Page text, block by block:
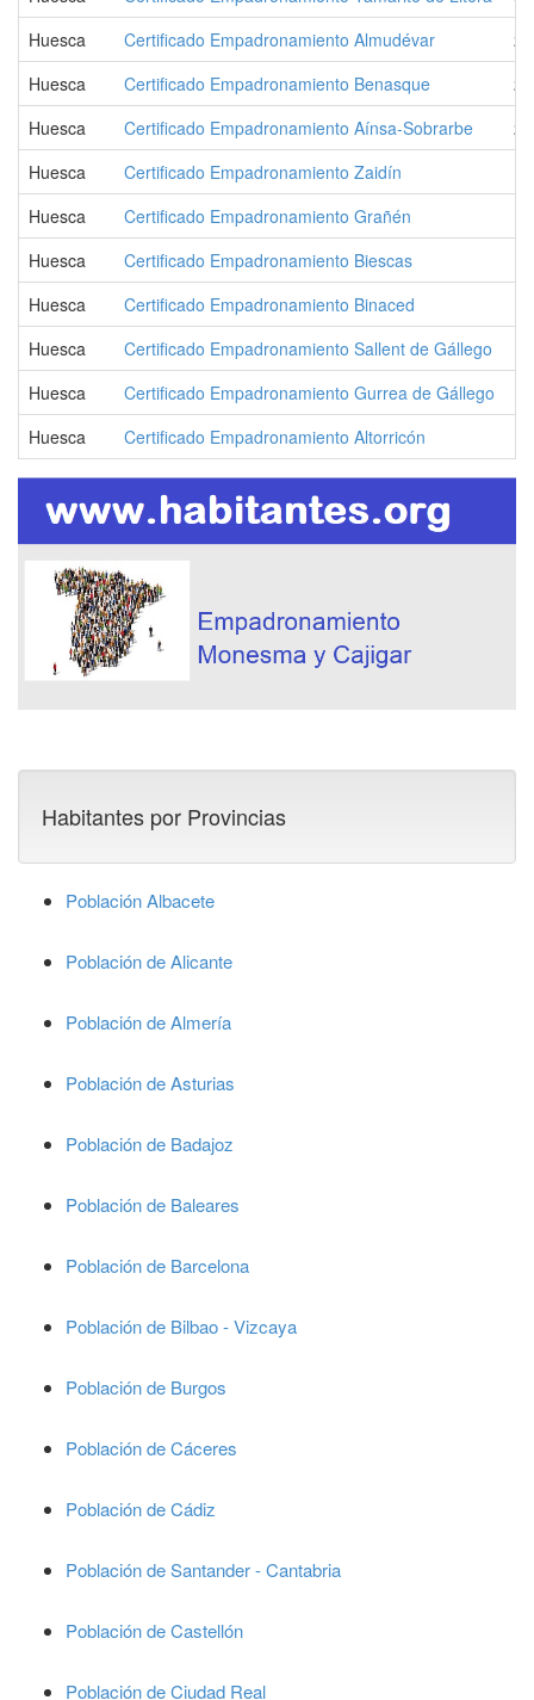
Huesca
Certificado Empadronamiento Almudévar
Huesca
Certificado Empadronamiento Benasque
Huesca
Certificado Empadronamiento Aínsa-Sobrarbe
Huesca
Certificado Empadronamiento Zaidín
Huesca
Certificado Empadronamiento Grañén
Huesca
Certificado Empadronamiento Biescas
Huesca
Certificado Empadronamiento Binaced
Huesca
Certificado Empadronamiento Sallent de Gállego
Huesca
Certificado Empadronamiento Gurrea de Gállego
Huesca
Certificado Empadronamiento Altorricón
Habitantes por Provincias
Población Albacete
Población de Alicante
Población de Almería
Población de Asturias
Población de Badajoz
Población de Baleares
Población de Barcelona
Población de Bilbao - Vizcaya
Población de Burgos
Población de Cáceres
Población de Cádiz
Población de Santander - Cantabria
Población de Castellón
Población de Ciudad Real